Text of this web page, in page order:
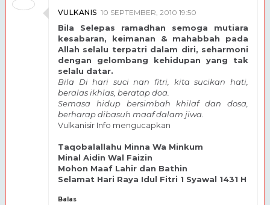
VULKANIS 10 SEPTEMBER, 2010 19:50
Bila Selepas ramadhan semoga mutiara
kesabaran, keimanan & mahabbah pada
Allah selalu terpatri dalam diri, seharmoni
dengan gelombang kehidupan yang tak
selalu datar.
Bila Di hari suci nan fitri, kita sucikan hati,
beralas ikhlas, beratap doa.
Semasa hidup bersimbah khilaf dan dosa,
berharap dibasuh maaf dalam jiwa.
Vulkanisir Info mengucapkan
Taqobalallahu Minna Wa Minkum
Minal Aidin Wal Faizin
Mohon Maaf Lahir dan Bathin
Selamat Hari Raya Idul Fitri 1 Syawal 1431 H
Balas